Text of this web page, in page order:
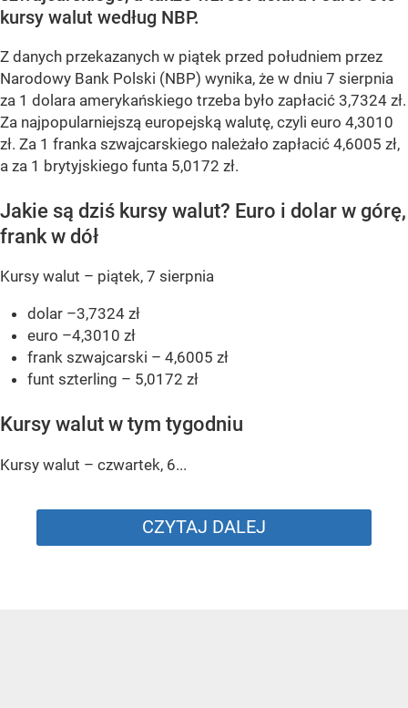
kursy walut według NBP.
Z danych przekazanych w piątek przed południem przez
Narodowy Bank Polski (NBP) wynika, że w dniu 7 sierpnia
za 1 dolara amerykańskiego trzeba było zapłacić 3,7324 zł.
Za najpopularniejszą europejską walutę, czyli euro 4,3010
zł. Za 1 franka szwajcarskiego należało zapłacić 4,6005 zł,
a za 1 brytyjskiego funta 5,0172 zł.
Jakie są dziś kursy walut? Euro i dolar w górę,
frank w dół
Kursy walut – piątek, 7 sierpnia
dolar –3,7324 zł
euro –4,3010 zł
frank szwajcarski – 4,6005 zł
funt szterling – 5,0172 zł
Kursy walut w tym tygodniu
Kursy walut – czwartek, 6...
CZYTAJ DALEJ